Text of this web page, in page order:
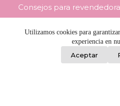
Utilizamos cookies para
experiencia en
Aceptar
Consejos para
Información